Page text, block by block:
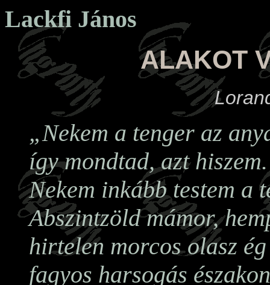
Lackfi János
ALAKOT
„Nekem a tenger az
így mondtad, azt hiszem.
Nekem inkább testem a
Abszintzöld mámor,
hirtelen morcos olasz
fagyos harsogás